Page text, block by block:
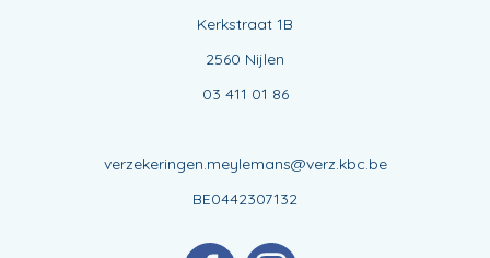
Kerkstraat 1B
2560 Nijlen
03 411 01 86
verzekeringen.meylemans@verz.kbc.be
BE0442307132